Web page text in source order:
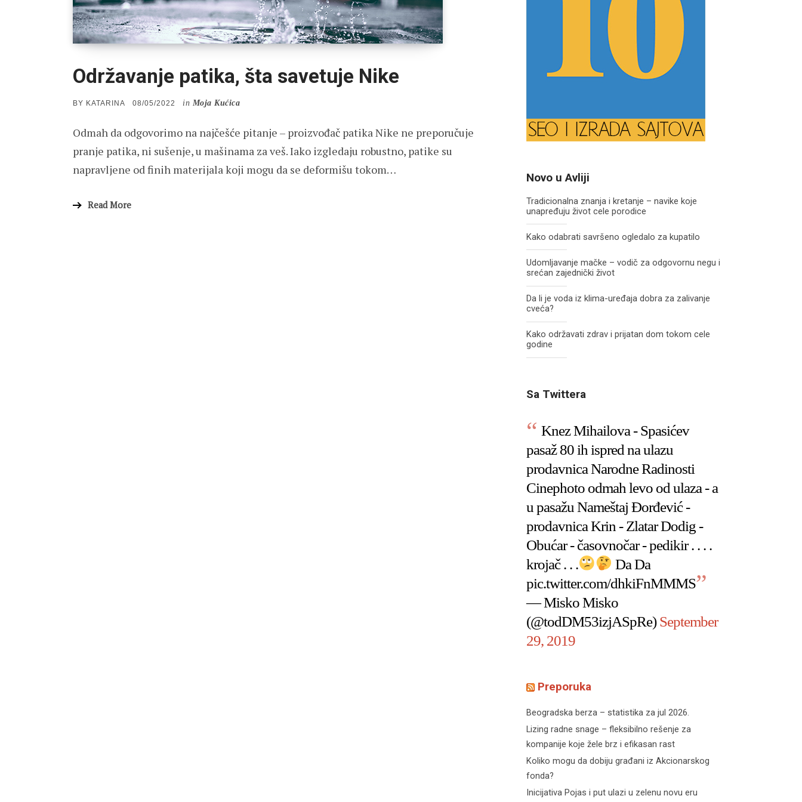
Održavanje patika, šta savetuje Nike
BY KATARINA
POSTED
08/05/2022 in Moja Kućica
Odmah da odgovorimo na najčešće pitanje – proizvođač patika Nike ne preporučuje
pranje patika, ni sušenje, u mašinama za veš. Iako izgledaju robustno, patike su
napravljene od finih materijala koji mogu da se deformišu tokom…
Read More
Novo u Avliji
Tradicionalna znanja i kretanje – navike koje
unapređuju život cele porodice
Kako odabrati savršeno ogledalo za kupatilo
Udomljavanje mačke – vodič za odgovornu negu i
srećan zajednički život
Da li je voda iz klima-uređaja dobra za zalivanje
cveća?
Kako održavati zdrav i prijatan dom tokom cele
godine
Sa Twittera
Knez Mihailova - Spasićev
pasaž 80 ih ispred na ulazu
prodavnica Narodne Radinosti
Cinephoto odmah levo od ulaza - a
u pasažu Nameštaj Đorđević -
prodavnica Krin - Zlatar Dodig -
Obućar - časovnočar - pedikir . . . .
krojač . . .
Da Da
pic.twitter.com/dhkiFnMMMS
— Misko Misko
(@todDM53izjASpRe)September
29, 2019
Preporuka
Beogradska berza – statistika za jul 2026.
Lizing radne snage – fleksibilno rešenje za
kompanije koje žele brz i efikasan rast
Koliko mogu da dobiju građani iz Akcionarskog
fonda?
Inicijativa Pojas i put ulazi u zelenu novu eru